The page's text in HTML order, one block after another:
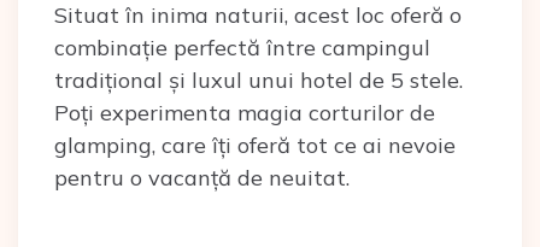
Situat în inima naturii, acest loc oferă o
combinație perfectă între campingul
tradițional și luxul unui hotel de 5 stele.
Poți experimenta magia corturilor de
glamping, care îți oferă tot ce ai nevoie
pentru o vacanță de neuitat.